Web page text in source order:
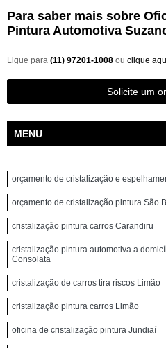
Para saber mais sobre
Pintura Automotiva
Ligue para (11) 97201-1008 ou clique
Solicite um
MENU
orçamento de cristalização e
orçamento de cristalização pintura São
cristalização pintura carros Carandiru
cristalização pintura automotiva a
Consolata
cristalização de carros tira riscos Limão
cristalização pintura carros Limão
oficina de cristalização pintura Jundiaí